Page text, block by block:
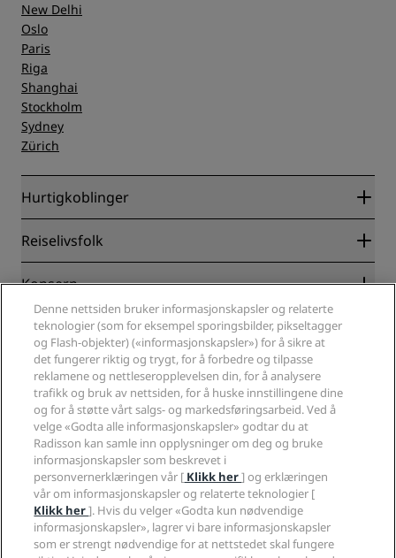
New Delhi
Oslo
Paris
Riga
Shanghai
Stockholm
Sydney
Zürich
Hurtigkoblinger
Radisson Rewards
Blog
Nye hoteller og hoteller under utvikling
Radisson Hotels APP
Sportsgodkjente hoteller
Familievennlige hoteller
Helse og sikkerhet
Reiselivsfolk
Partnere
Konsern
Radisson Hotel Group
Presse
Jobb i RHG
Jobb i PPHE
Karriere EHL
The Club by RHG
Utviklingsmuligheter
Ansvarlig virksomhet
Innkjøp
Juridisk
Personvernsenter
Juridisk informasjon
Vilkår og betingelser for Radisson Rewards
Avtale om nettstedsbruk
Digital tilgjengelighet
Erklæring om moderne slaveri
Redegjørelse om våre aktsomhetsvuderinger
Hjelp
Forbrukervarsler
Kontakt
VANLIGE SPØRSMÅL
Sidekart
Sosiale medier
Radisson Hotels-merker
Denne nettsiden bruker informasjonskapsler og relaterte
teknologier (som for eksempel sporingsbilder, pikseltagger
og Flash-objekter) («informasjonskapsler») for å sikre at
det fungerer riktig og trygt, for å forbedre og tilpasse
reklamene og nettleseropplevelsen din, for å analysere
trafikk og bruk av nettsiden, for å huske innstillingene dine
og for å støtte vårt salgs- og markedsføringsarbeid. Ved å
velge «Godta alle informasjonskapsler» godtar du at
Radisson kan samle inn opplysninger om deg og bruke
informasjonskapsler som beskrevet i
personvernerklæringen vår [ Klikk her] og erklæringen
vår om informasjonskapsler og relaterte teknologier [
Klikk her]. Hvis du velger «Godta kun nødvendige
informasjonskapsler», lagrer vi bare informasjonskapsler
som er strengt nødvendige for at nettstedet skal fungere